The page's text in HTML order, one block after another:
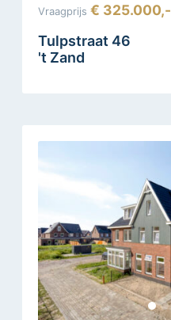
Vraagprijs € 325.000,-
Tulpstraat 46
't Zand